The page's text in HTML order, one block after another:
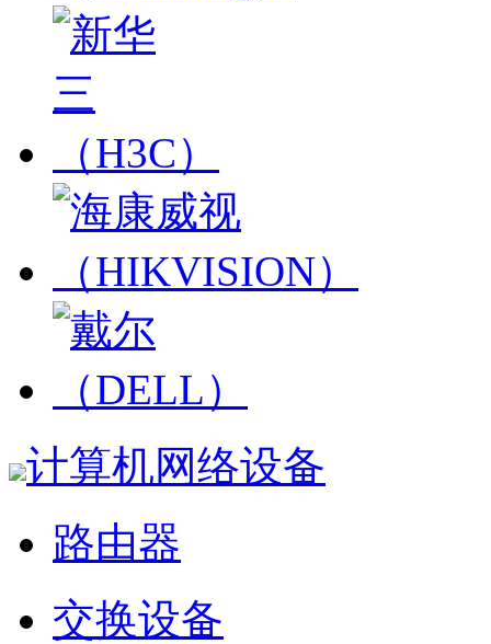
计算机网络设备
路由器
交换设备